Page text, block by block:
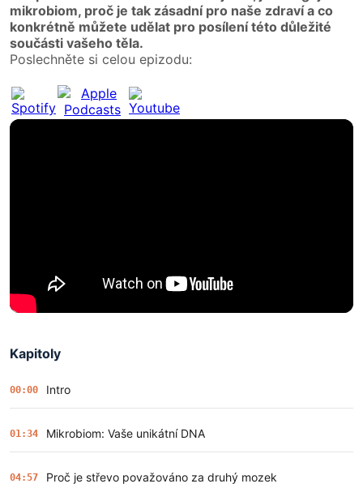
mikrobiom, proč je tak zásadní pro naše zdraví a co
konkrétně můžete udělat pro posílení této důležité
součásti vašeho těla.
Poslechněte si celou epizodu:
Kapitoly
00:00 Intro
01:34 Mikrobiom: Vaše unikátní DNA
04:57 Proč je střevo považováno za druhý mozek